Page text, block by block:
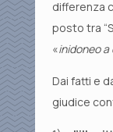
differenza
posto tra
«inidoneo
Dai fatti e
giudice